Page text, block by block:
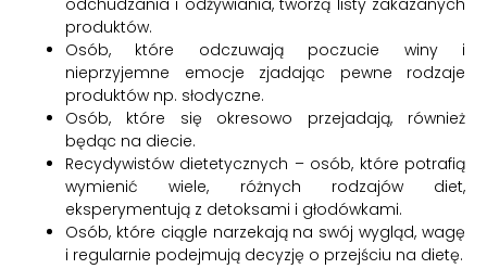
odchudzania i odżywiania, tworzą listy zakazanych
produktów.
Osób, które odczuwają poczucie winy i
nieprzyjemne emocje zjadając pewne rodzaje
produktów np. słodyczne.
Osób, które się okresowo przejadają, również
będąc na diecie.
Recydywistów dietetycznych – osób, które potrafią
wymienić wiele, różnych rodzajów diet,
eksperymentują z detoksami i głodówkami.
Osób, które ciągle narzekają na swój wygląd, wagę
i regularnie podejmują decyzję o przejściu na dietę.